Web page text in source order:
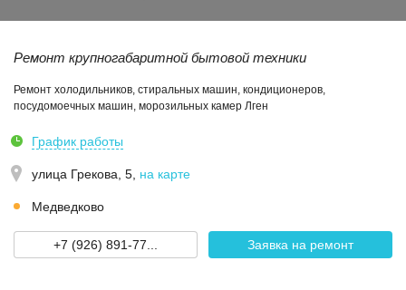
Ремонт крупногабаритной бытовой техники
Ремонт холодильников, стиральных машин, кондиционеров,
посудомоечных машин, морозильных камер Лген
График работы
улица Грекова, 5 на карте
Медведково
+7 (926) 891-77... Заявка на ремонт